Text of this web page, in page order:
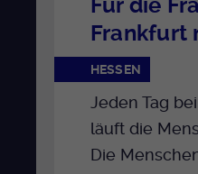
Für die
Frankfurt
HESSEN
Jeden Tag
läuft die
Die